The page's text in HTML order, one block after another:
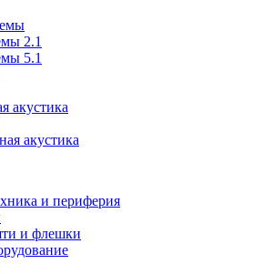
2.1
5.1
акустика
акустика
и периферия
и флешки